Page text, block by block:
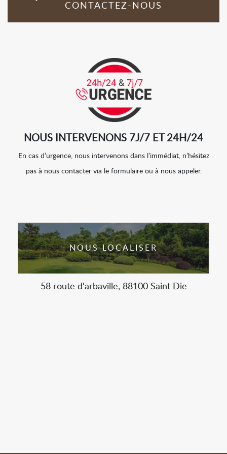
CONTACTEZ-NOUS
NOUS INTERVENONS 7J/7 ET 24H/24
En cas d’urgence, nous intervenons dans l’immédiat, n’hésitez
pas à nous contacter via le formulaire ou à nous appeler.
NOUS LOCALISER
58 route d'arbaville, 88100 Saint Die